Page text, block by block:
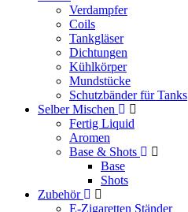
Verdampfer
Coils
Tankgläser
Dichtungen
Kühlkörper
Mundstücke
Schutzbänder für Tanks
Selber Mischen
Fertig Liquid
Aromen
Base & Shots
Base
Shots
Zubehör
E-Zigaretten Ständer